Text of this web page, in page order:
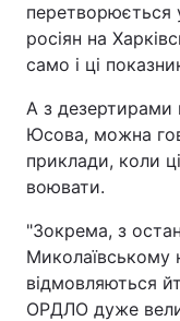
перетворюється
росіян на
само і ці
А з дезертирами
Юсова, можна
приклади, коли
воювати.
"Зокрема, з
Миколаївському
відмовляються
ОРДЛО дуже